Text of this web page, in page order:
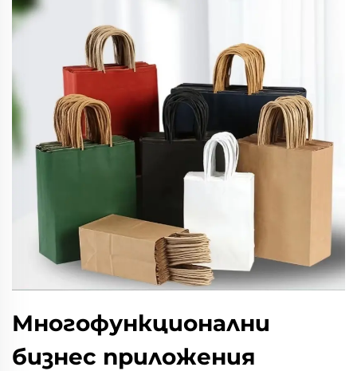
Многофункционални
бизнес приложения